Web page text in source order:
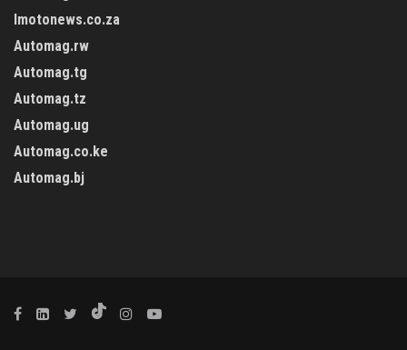
Imotonews.co.za
Automag.rw
Automag.tg
Automag.tz
Automag.ug
Automag.co.ke
Automag.bj